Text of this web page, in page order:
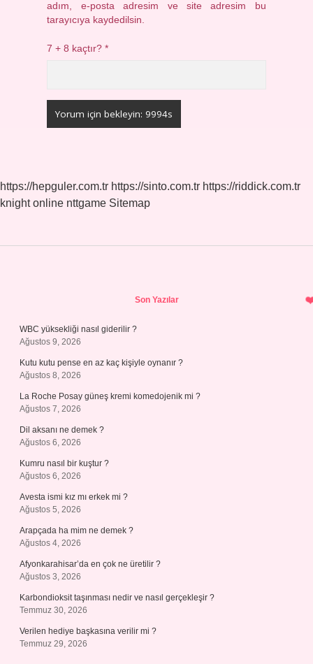
adım, e-posta adresim ve site adresim bu
tarayıcıya kaydedilsin.
7 + 8 kaçtır?*
https://hepguler.com.tr https://sinto.com.tr https://riddick.com.tr
knight online nttgame Sitemap
Son Yazılar
WBC yüksekliği nasıl giderilir ?
Ağustos 9, 2026
Kutu kutu pense en az kaç kişiyle oynanır ?
Ağustos 8, 2026
La Roche Posay güneş kremi komedojenik mi ?
Ağustos 7, 2026
Dil aksanı ne demek ?
Ağustos 6, 2026
Kumru nasıl bir kuştur ?
Ağustos 6, 2026
Avesta ismi kız mı erkek mi ?
Ağustos 5, 2026
Arapçada ha mim ne demek ?
Ağustos 4, 2026
Afyonkarahisar’da en çok ne üretilir ?
Ağustos 3, 2026
Karbondioksit taşınması nedir ve nasıl gerçekleşir ?
Temmuz 30, 2026
Verilen hediye başkasına verilir mi ?
Temmuz 29, 2026